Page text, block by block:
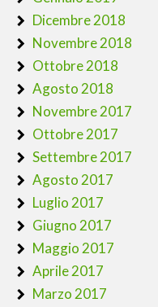
Dicembre 2018
Novembre 2018
Ottobre 2018
Agosto 2018
Novembre 2017
Ottobre 2017
Settembre 2017
Agosto 2017
Luglio 2017
Giugno 2017
Maggio 2017
Aprile 2017
Marzo 2017